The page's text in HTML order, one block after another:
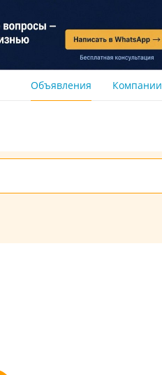
Объявления Компании